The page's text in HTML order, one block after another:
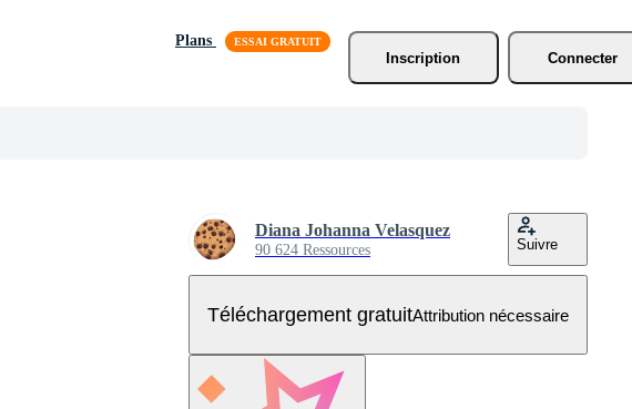
Plans
Inscription
Connecter
Diana Johanna Velasquez
90 624 Ressources Suivre
Téléchargement gratuitAttribution nécessaire